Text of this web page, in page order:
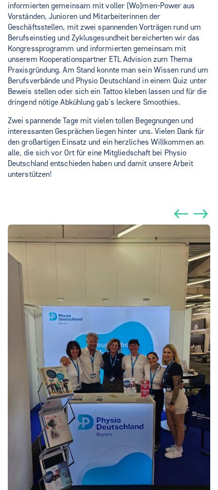
informierten gemeinsam mit voller (Wo)men-Power aus
Vorständen, Junioren und Mitarbeiterinnen der
Geschäftsstellen, mit zwei spannenden Vorträgen rund um
Berufseinstieg und Zyklusgesundheit bereicherten wir das
Kongressprogramm und informierten gemeinsam mit
unserem Kooperationspartner ETL Advision zum Thema
Praxisgründung. Am Stand konnte man sein Wissen rund um
Berufsverbände und Physio Deutschland in einem Quiz unter
Beweis stellen oder sich ein Tattoo kleben lassen und für die
dringend nötige Abkühlung gab's leckere Smoothies.
Zwei spannende Tage mit vielen tollen Begegnungen und
interessanten Gesprächen liegen hinter uns. Vielen Dank für
den großartigen Einsatz und ein herzliches Willkommen an
alle, die sich vor Ort für eine Mitgliedschaft bei Physio
Deutschland entschieden haben und damit unsere Arbeit
unterstützen!